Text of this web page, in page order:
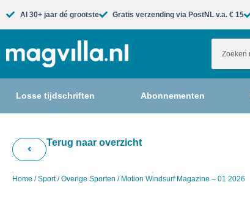
Al 30+ jaar dé grootste​ Gratis verzending via PostNL v.a. € 15
Losse tijdschriften Abonnementen
Terug naar overzicht
Home /Sport/Overige Sporten / Motion Windsurf Magazine – 01 2026